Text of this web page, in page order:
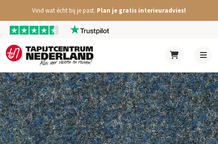
Vind wat écht bij je past. Plan je gratis interieuradvies!